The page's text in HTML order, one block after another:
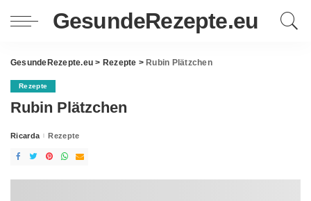
GesundeRezepte.eu
GesundeRezepte.eu > Rezepte > Rubin Plätzchen
Rezepte
Rubin Plätzchen
Posted
Ricarda Rezepte